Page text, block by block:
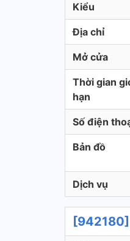
Kiểu
Địa chỉ
Mở cửa
Thời gian
hạn
Số điện
Bản đồ
Dịch vụ